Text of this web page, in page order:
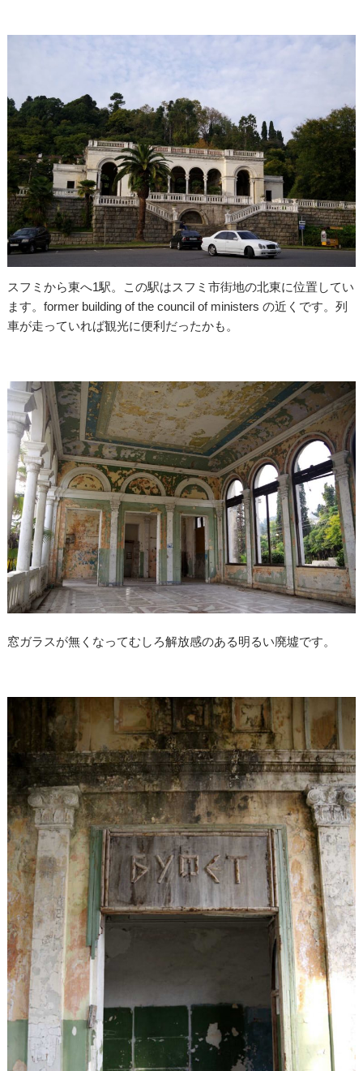
スフミから東へ1駅。この駅はスフミ市街地の北東に位置してい
ます。former building of the council of ministers の近くです。列
車が走っていれば観光に便利だったかも。
窓ガラスが無くなってむしろ解放感のある明るい廃墟です。